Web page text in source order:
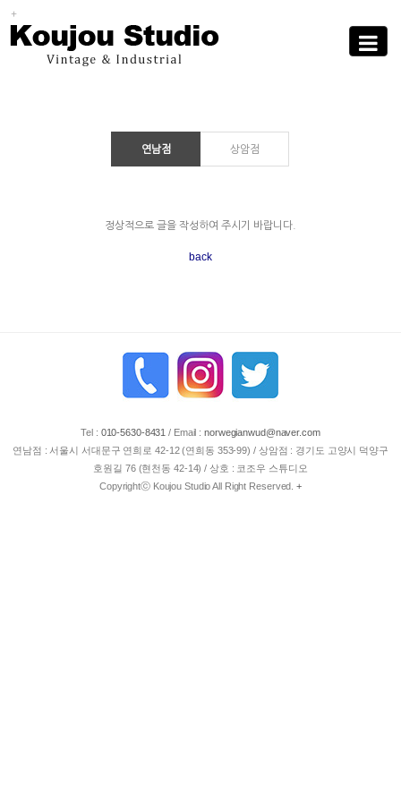
Toggle
연남점 상암점
정상적으로 글을 작성하여 주시기 바랍니다.
Tel : 010-5630-8431 / Email :norwegianwud@naver.com
연남점 : 서울시 서대문구 연희로 42-12 (연희동 353-99) / 상암점 : 경기도 고양시 덕양구
호원길 76 (현천동 42-14) / 상호 : 코조우 스튜디오
Copyrightⓒ Koujou Studio All Right Reserved.+